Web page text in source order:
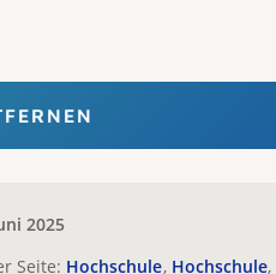
2025
Seite: Hochschule Hochschule